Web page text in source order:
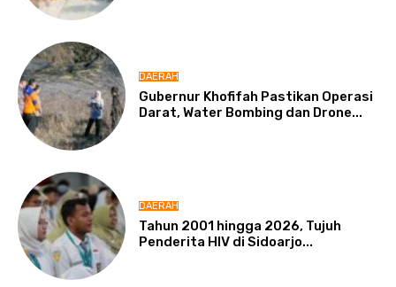
DAERAH
Gubernur Khofifah Pastikan Operasi
Darat, Water Bombing dan Drone...
DAERAH
Tahun 2001 hingga 2026, Tujuh
Penderita HIV di Sidoarjo...